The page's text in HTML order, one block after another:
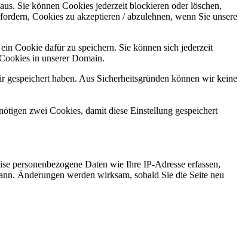
Sie können Cookies jederzeit blockieren oder löschen,
Cookies zu akzeptieren / abzulehnen, wenn Sie unsere
Cookie dafür zu speichern. Sie können sich jederzeit
in unserer Domain.
haben. Aus Sicherheitsgründen können wir keine
zwei Cookies, damit diese Einstellung gespeichert
personenbezogene Daten wie Ihre IP-Adresse erfassen,
Änderungen werden wirksam, sobald Sie die Seite neu